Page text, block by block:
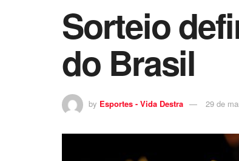
Sorteio
do Brasil
by Esportes - Vida Destra 29 de